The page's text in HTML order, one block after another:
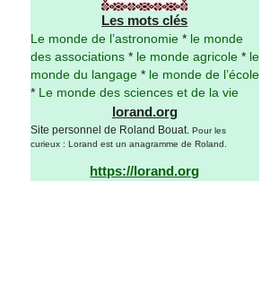
Les mots clés
Le monde de l’astronomie* le monde
des associations* le monde agricole* le
monde du langage* le monde de l’école
*
Le monde des sciences et de la vie
lorand.org
Site personnel de Roland Bouat. Pour les
curieux : Lorand est un anagramme de Roland.
https://lorand.org